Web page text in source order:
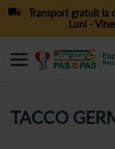
Transport gratuit la
Luni -
TACCO